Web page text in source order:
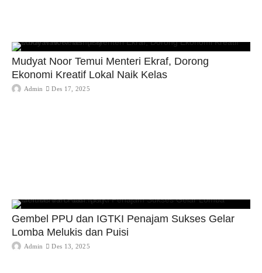
Mudyat Noor Temui Menteri Ekraf, Dorong
Ekonomi Kreatif Lokal Naik Kelas
Admin Des 17, 2025
Gembel PPU dan IGTKI Penajam Sukses Gelar
Lomba Melukis dan Puisi
Admin Des 13, 2025